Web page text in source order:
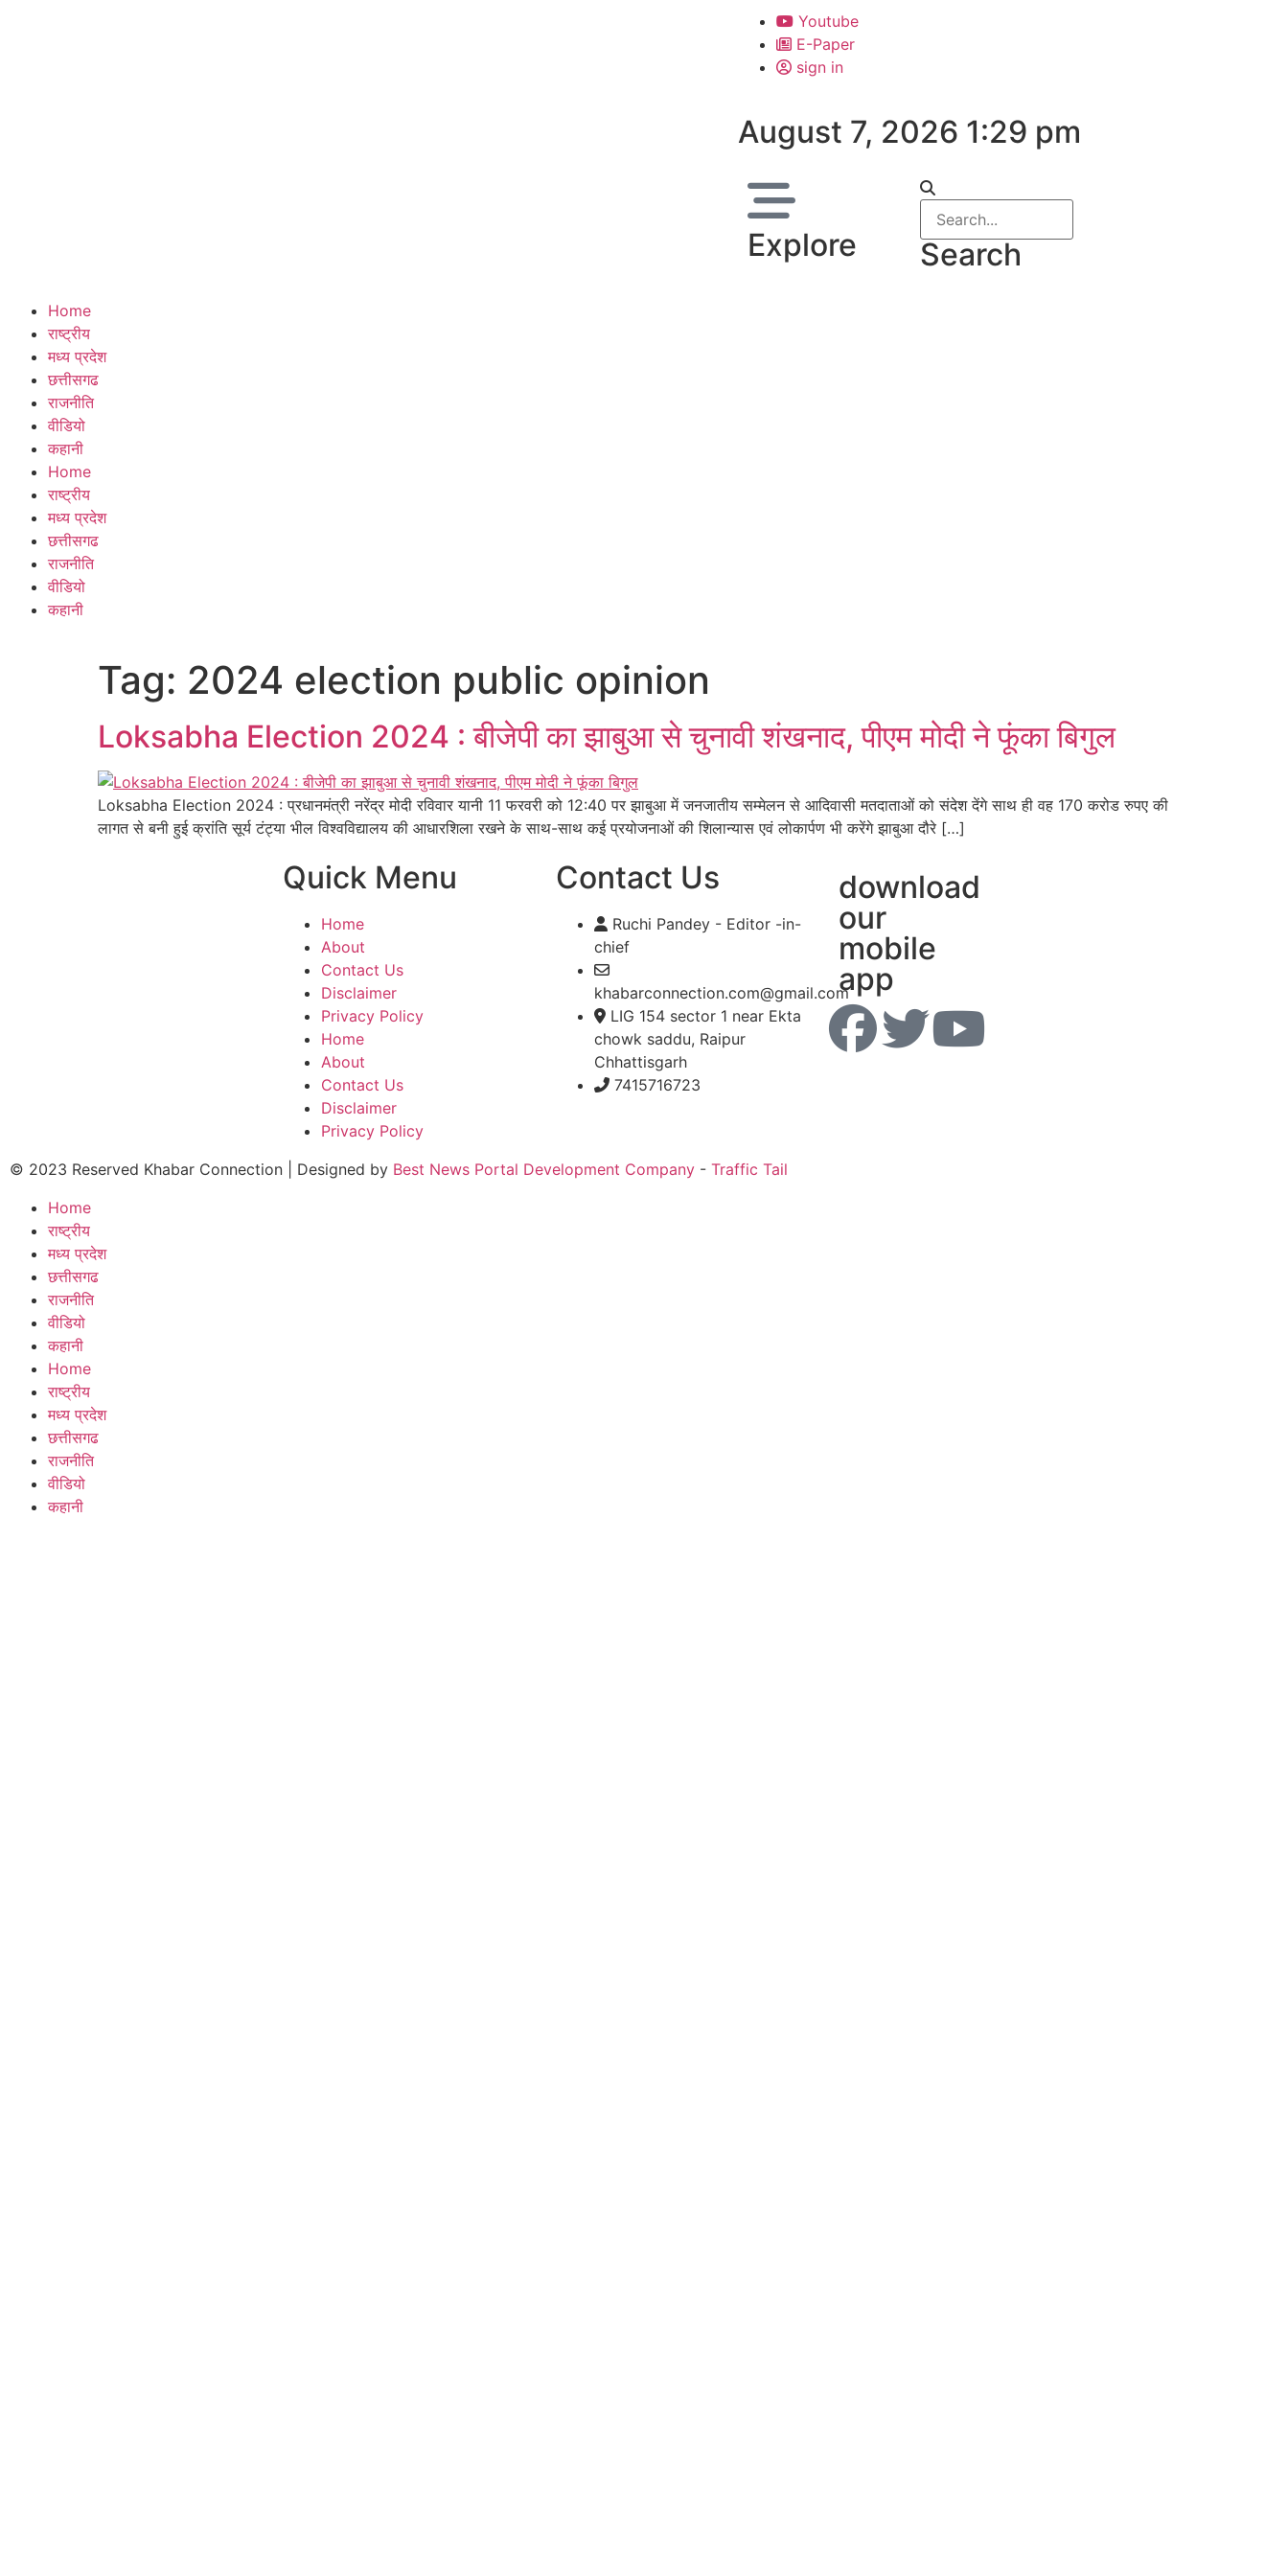
Youtube
E-Paper
sign in
August 7, 2026 1:29 pm
Explore Search
Home
राष्ट्रीय
मध्य प्रदेश
छत्तीसगढ
राजनीति
वीडियो
कहानी
Home
राष्ट्रीय
मध्य प्रदेश
छत्तीसगढ
राजनीति
वीडियो
कहानी
Tag: 2024 election public opinion
Loksabha Election 2024 : बीजेपी का झाबुआ से चुनावी शंखनाद, पीएम मोदी ने फूंका बिगुल
Loksabha Election 2024 : प्रधानमंत्री नरेंद्र मोदी रविवार यानी 11 फरवरी को 12:40 पर झाबुआ में जनजातीय सम्मेलन से आदिवासी मतदाताओं को संदेश देंगे साथ ही वह 170 करोड रुपए की
लागत से बनी हुई क्रांति सूर्य टंट्या भील विश्वविद्यालय की आधारशिला रखने के साथ-साथ कई प्रयोजनाओं की शिलान्यास एवं लोकार्पण भी करेंगे झाबुआ दौरे […]
Quick Menu
Home
About
Contact Us
Disclaimer
Privacy Policy
Home
About
Contact Us
Disclaimer
Privacy Policy
Contact Us
Ruchi Pandey - Editor -in-
chief
khabarconnection.com@gmail.com
LIG 154 sector 1 near Ekta
chowk saddu, Raipur
Chhattisgarh
7415716723
download
our
mobile
app
© 2023 Reserved Khabar Connection | Designed by Best News Portal Development Company - Traffic Tail
Home
राष्ट्रीय
मध्य प्रदेश
छत्तीसगढ
राजनीति
वीडियो
कहानी
Home
राष्ट्रीय
मध्य प्रदेश
छत्तीसगढ
राजनीति
वीडियो
कहानी